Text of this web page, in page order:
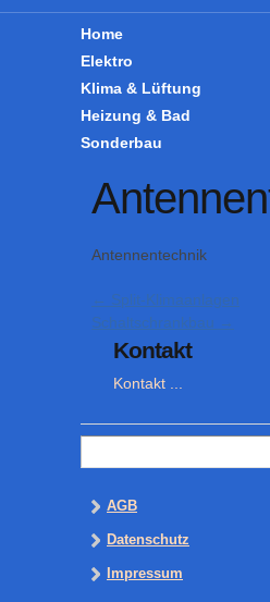
Home
Elektro
Klima & Lüftung
Heizung & Bad
Sonderbau
Antennentechnik
← Split-Klimaanlagen
Schaltschrankbau →
Kontakt
Kontakt ...
nach:
AGB
Datenschutz
Impressum